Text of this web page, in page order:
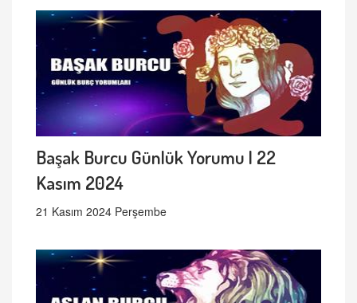
Başak Burcu Günlük Yorumu | 22
Kasım 2024
21 Kasım 2024 Perşembe